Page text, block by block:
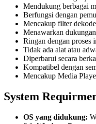
Mendukung berbagai
Berfungsi dengan
Mencakup filter
Menawarkan
Ringan dengan proses
Tidak ada alat atau
Diperbarui secara
Kompatibel dengan
Mencakup Media
System
OS yang didukung: